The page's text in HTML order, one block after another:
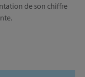
de son chiffre